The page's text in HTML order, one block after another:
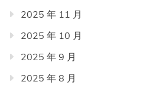
2025 年 11 月
2025 年 10 月
2025 年 9 月
2025 年 8 月